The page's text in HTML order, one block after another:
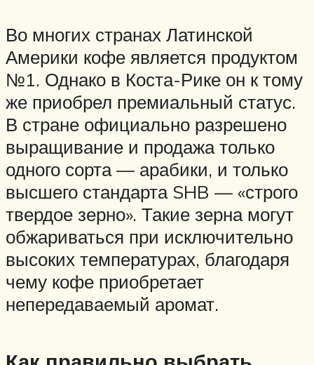
Во многих странах Латинской
Америки кофе является продуктом
№1. Однако в Коста-Рике он к тому
же приобрел премиальный статус.
В стране официально разрешено
выращивание и продажа только
одного сорта — арабики, и только
высшего стандарта SHB — «строго
твердое зерно». Такие зерна могут
обжариваться при исключительно
высоких температурах, благодаря
чему кофе приобретает
непередаваемый аромат.